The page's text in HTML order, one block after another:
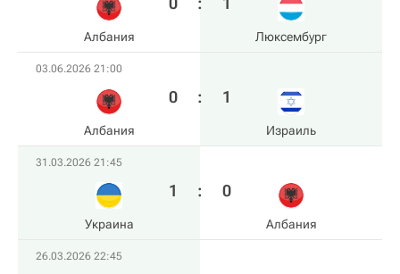
Албания Люксембург
03.06.2026 21:00
Албания
0 : 1
Израиль
31.03.2026 21:45
Украина
1 : 0
Албания
26.03.2026 22:45